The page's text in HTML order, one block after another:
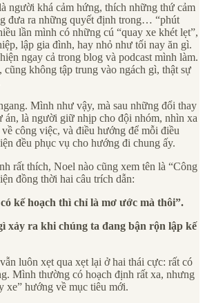
người khá cảm hứng, thích những thứ cảm
đưa ra những quyết định trong… “phút
lần mình có những cú “quay xe khét lẹt”,
lập gia đình, hay nhỏ như tối nay ăn gì.
ngay cả trong blog và podcast mình làm.
cũng không tập trung vào ngách gì, thật sự
Mình như vậy, mà sau những đổi thay
án, là người giữ nhịp cho đội nhóm, nhìn xa
công việc, và điều hướng để mỗi điều
đều phục vụ cho hướng đi chung ấy.
rất thích, Noel nào cũng xem tên là “Công
đồng thời hai câu trích dẫn:
kế hoạch thì chỉ là mơ ước mà thôi”.
xảy ra khi chúng ta đang bận rộn lập kế
luôn xẹt qua xẹt lại ở hai thái cực: rất có
Mình thường có hoạch định rất xa, nhưng
xe” hướng về mục tiêu mới.